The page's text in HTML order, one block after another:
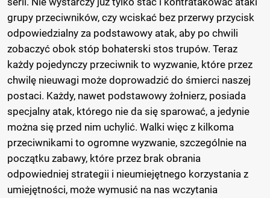
grupy przeciwników, czy wciskać bez przerwy przycisk
odpowiedzialny za podstawowy atak, aby po chwili
zobaczyć obok stóp bohaterski stos trupów. Teraz
każdy pojedynczy przeciwnik to wyzwanie, które przez
chwilę nieuwagi może doprowadzić do śmierci naszej
postaci. Każdy, nawet podstawowy żołnierz, posiada
specjalny atak, którego nie da się sparować, a jedynie
można się przed nim uchylić. Walki więc z kilkoma
przeciwnikami to ogromne wyzwanie, szczególnie na
początku zabawy, które przez brak obrania
odpowiedniej strategii i nieumiejętnego korzystania z
umiejętności, może wymusić na nas wczytania